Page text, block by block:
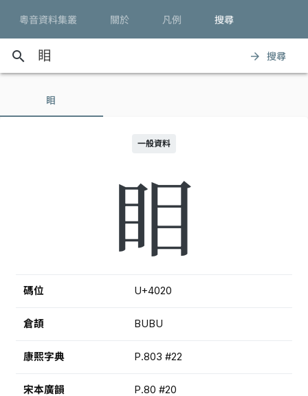
粵音資料集叢 關於 凡例 搜尋
search arrow_forward 搜尋
䀠
一般資料
䀠
碼位 U+4020
倉頡 BUBU
康熙字典 P.803 #22
宋本廣韻
P.80 #20